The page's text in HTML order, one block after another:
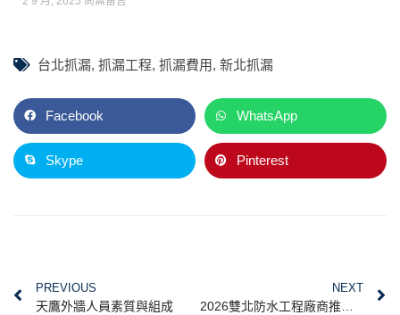
台北抓漏, 抓漏工程, 抓漏費用, 新北抓漏
Facebook WhatsApp
Skype Pinterest
PREVIOUS
天鷹外牆人員素質與組成
NEXT